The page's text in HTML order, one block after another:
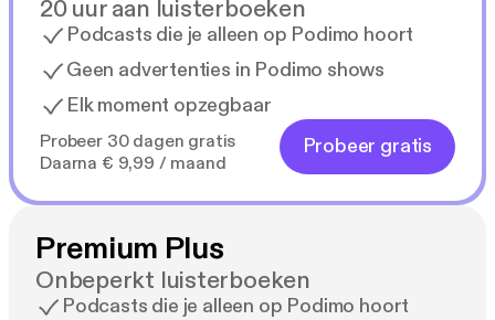
20 uur aan luisterboeken
Podcasts die je alleen op Podimo hoort
Geen advertenties in Podimo shows
Elk moment opzegbaar
Probeer 30 dagen gratis
Daarna € 9,99 / maand
Probeer gratis
Premium Plus
Onbeperkt luisterboeken
Podcasts die je alleen op Podimo hoort